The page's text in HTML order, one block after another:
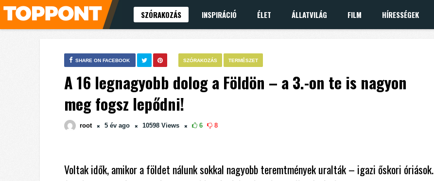
SZÓRAKOZÁS INSPIRÁCIÓ ÉLET ÁLLATVILÁG FILM HÍRESSÉGEK
SZÓRAKOZÁS TERMÉSZET
SHARE ON FACEBOOK
A 16 legnagyobb dolog a Földön – a 3.-on te is nagyon
meg fogsz lepődni!
root 5 év ago 10598 Views 6 8
Voltak idők, amikor a földet nálunk sokkal nagyobb teremtmények uralták – igazi őskori óriások.